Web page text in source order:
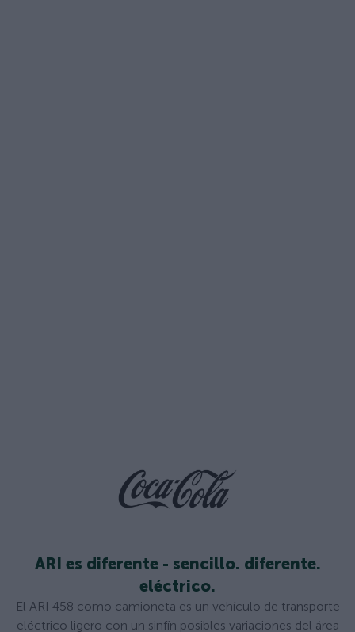
ARI es diferente - sencillo. diferente.
eléctrico.
El ARI 458 como camioneta es un vehículo de transporte
eléctrico ligero con un sinfín posibles variaciones del área